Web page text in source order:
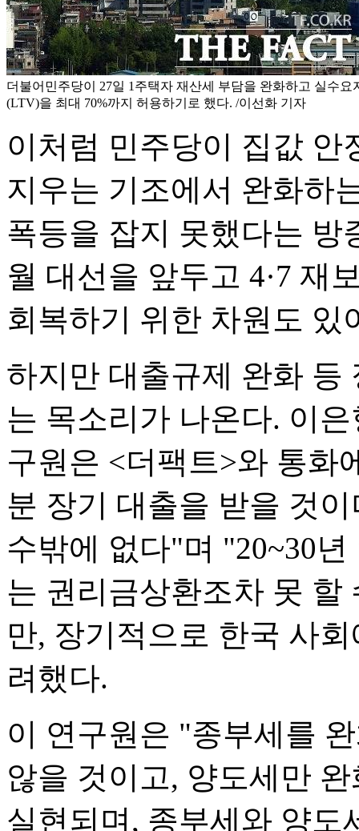
더불어민주당이 27일 1주택자 재산세 부담을 완화하고 실수
(LTV)을 최대 70%까지 허용하기로 했다. /이선화 기자
이처럼 민주당이 집값 안
지우는 기조에서 완화하
폭등을 잡지 못했다는 방
월 대선을 앞두고 4·7 재
회복하기 위한 차원도 있
하지만 대출규제 완화 등
는 목소리가 나온다. 이
구원은 <더팩트>와 통화
분 장기 대출을 받을 것
수밖에 없다"며 "20~30
는 권리금상환조차 못 할
만, 장기적으로 한국 사
려했다.
이 연구원은 "종부세를
않을 것이고, 양도세만
실현되며, 종부세와 양도